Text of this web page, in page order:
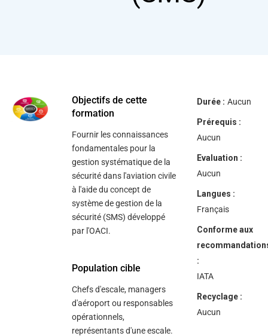
Objectifs de cette
formation
Fournir les connaissances
fondamentales pour la
gestion systématique de la
sécurité dans l'aviation civile
à l'aide du concept de
système de gestion de la
sécurité (SMS) développé
par l'OACI.
Population cible
Chefs d'escale, managers
d'aéroport ou responsables
opérationnels,
représentants d'une escale.
Durée : Aucun
Prérequis :
Aucun
Evaluation :
Aucun
Langues :
Français
Conforme aux
:
IATA
Recyclage :
Aucun